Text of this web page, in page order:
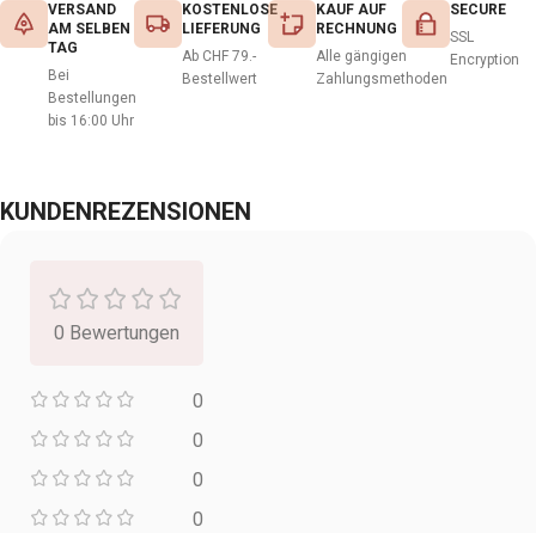
VERSAND
AM SELBEN
TAG
Bei
Bestellungen
bis 16:00 Uhr
KOSTENLOSE
LIEFERUNG
Ab CHF 79.-
Bestellwert
KAUF AUF
RECHNUNG
Alle gängigen
Zahlungsmethoden
SECURE
SSL
Encryption
KUNDENREZENSIONEN
0 Bewertungen
0
0
0
0